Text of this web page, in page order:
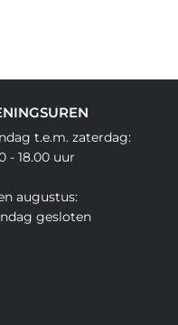
t.e.m. zaterdag:
- 18.00 uur
augustus:
gesloten